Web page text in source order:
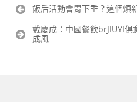
文
導
飯后活動會胃下垂？這個煩
戴慶成：中國餐飲brJIUYI
成風